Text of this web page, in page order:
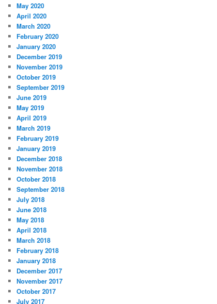
May 2020
April 2020
March 2020
February 2020
January 2020
December 2019
November 2019
October 2019
September 2019
June 2019
May 2019
April 2019
March 2019
February 2019
January 2019
December 2018
November 2018
October 2018
September 2018
July 2018
June 2018
May 2018
April 2018
March 2018
February 2018
January 2018
December 2017
November 2017
October 2017
July 2017